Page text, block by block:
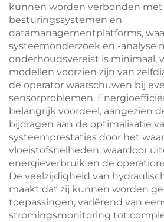
kunnen worden verbonden met
besturingssystemen en
datamanagementplatforms,
systeemonderzoek en -analyse
onderhoudsvereist is minimaal,
modellen voorzien zijn van
de operator waarschuwen bij
sensorproblemen.
belangrijk voordeel, aangezien
bijdragen aan de optimalisatie
systeemprestaties door het
vloeistofsnelheden, waardoor
energieverbruik en de
De veelzijdigheid van
maakt dat zij kunnen worden
toepassingen, variërend van
stromingsmonitoring tot